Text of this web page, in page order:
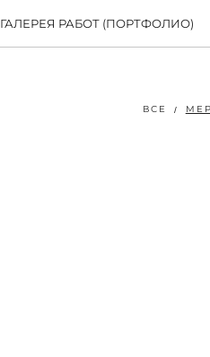
ГАЛЕРЕЯ РАБОТ (ПОРТФОЛИО)
ВСЕ